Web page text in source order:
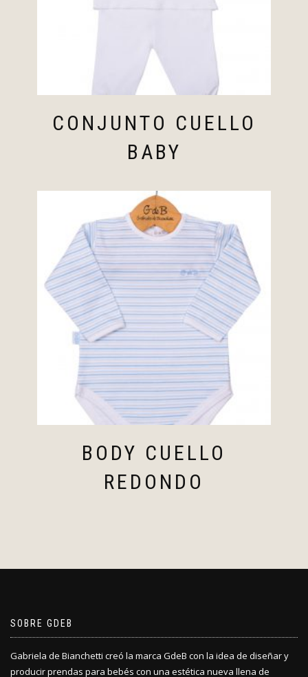
CONJUNTO CUELLO
BABY
BODY CUELLO
REDONDO
SOBRE GDEB
Gabriela de Bianchetti creó la marca GdeB con la idea de diseñar y
producir prendas para bebés con una estética nueva llena de